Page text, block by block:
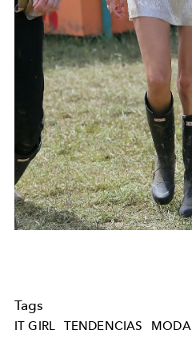
Tags
IT GIRL TENDENCIAS MODA